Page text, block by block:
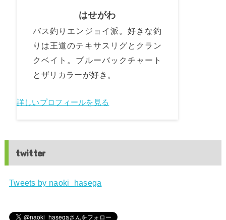
はせがわ
バス釣りエンジョイ派。好きな釣
りは王道のテキサスリグとクラン
クベイト。ブルーバックチャート
とザリカラーが好き。
詳しいプロフィールを見る
twitter
Tweets by naoki_hasega